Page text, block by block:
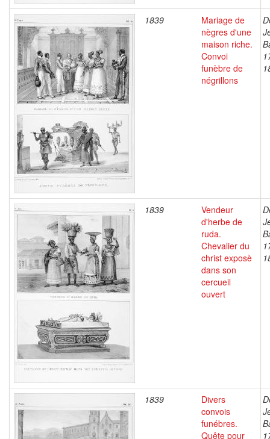
1839
Mariage de
nègres d'une
maison riche.
Convoi
funèbre de
négrillons
1839
Vendeur
d'herbe de
ruda.
Chevalier du
christ exposè
dans son
cercueil
ouvert
1839
Divers
convois
funébres.
Quête pour